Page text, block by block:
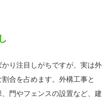
り注目しがちですが、実は外
合を占めます。外構工事と
門やフェンスの設置など、建